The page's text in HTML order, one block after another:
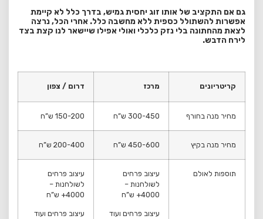
גם אם התקציב של אותו זוג יחסית גמיש, בדרך כלל לא קיימת
אפשרות להשתולל כספית ללא מחשבה כלל. אחרי הכל, נרצה
לצאת מהחתונה בלי נזק כלכלי ואולי אפילו שיישאר לנו קצת בצד
לירח הדבש.
קריטריונים מרכז דרום / צפון
מחיר מנה בחורף 300-450 ש”ח 150-200 ש”ח
מחיר מנה בקיץ 450-600 ש”ח 200-400 ש”ח
תוספות לאולם
עיצוב פרחים
לשולחנות –
4000+ ש”ח
עיצוב פרחים ועוד
עיצוב פרחים
לשולחנות –
4000+ ש”ח
עיצוב פרחים ועוד